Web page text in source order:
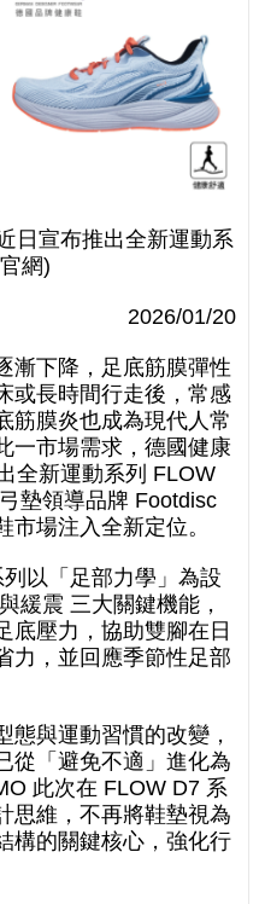
日宣布推出全新運動系
網)
2026/01/20
漸下降，足底筋膜彈性
或長時間行走後，常感
筋膜炎也成為現代人常
一市場需求，德國健康
全新運動系列 FLOW
墊領導品牌 Footdisc
場注入全新定位。
以「足部力學」為設
緩震 三大關鍵機能，
底壓力，協助雙腳在日
力，並回應季節性足部
態與運動習慣的改變，
從「避免不適」進化為
此次在 FLOW D7 系
思維，不再將鞋墊視為
構的關鍵核心，強化行